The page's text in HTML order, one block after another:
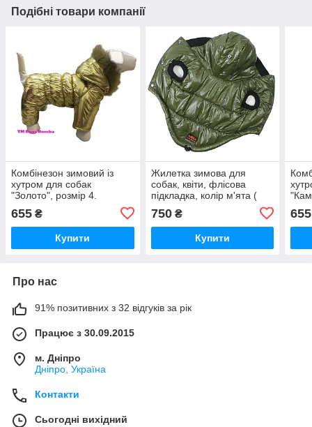
Подібні товари компанії
Комбінезон зимовий із
хутром для собак
"Золото", розмір 4.
655 ₴
Купити
Жилетка зимова для
собак, квіти, флісова
підкладка, колір м'ята (
750₴
Купити
655
Про нас
91% позитивних з 32 відгуків за рік
Працює з 30.09.2015
м. Дніпро
Дніпро, Україна
Контакти
Сьогодні вихідний